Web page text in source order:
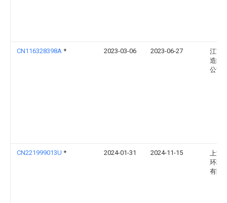
CN116328398A * 2023-03-06 2023-06-27
江苏
造纸
公司
CN221999013U * 2024-01-31 2024-11-15
上海
环境
有限